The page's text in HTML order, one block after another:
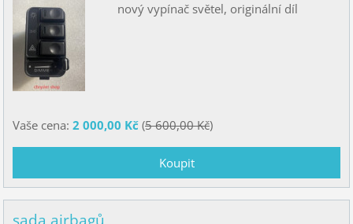
nový vypínač světel, originální díl
Vaše cena: 2 000,00 Kč(5 600,00 Kč)
sada airbagů